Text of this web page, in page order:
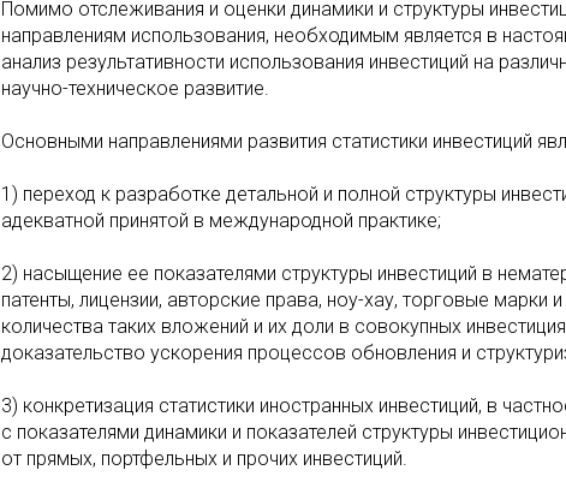
Помимо отслеживания и оценки динамики и структуры
направлениям использования, необходимым является в
анализ результативности использования инвестиций на
научно-техническое развитие.
Основными направлениями развития статистики инвестиций
1) переход к разработке детальной и полной структуры
адекватной принятой в международной практике;
2) насыщение ее показателями структуры инвестиций в
патенты, лицензии, авторские права, ноу-хау, торговые марки
количества таких вложений и их доли в совокупных
доказательство ускорения процессов обновления и
3) конкретизация статистики иностранных инвестиций, в
с показателями динамики и показателей структуры
от прямых, портфельных и прочих инвестиций.